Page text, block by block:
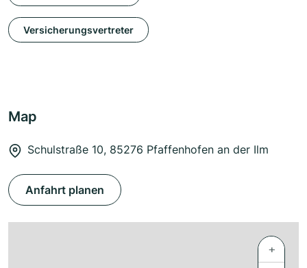
Versicherungsvertreter
Map
Schulstraße 10, 85276 Pfaffenhofen an der Ilm
Anfahrt planen
+